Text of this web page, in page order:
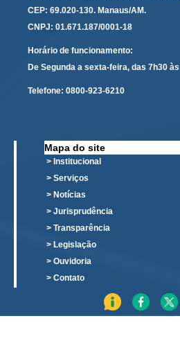
Centro de Memória
Educação a distância
Responsabilidade
Comissão Permanente de
Escola Judicial
Serviços
Ação Trabalhista (Atermação)
Atermação On-line - Interior de
Atermação On-line - Interior do
Agendamento de Reclamação
CEP: 69.020-130. Manaus/AM.
CNPJ: 01.671.187/0001-18
Horário de funcionamento:
De Segunda a sexta-feira, das 7h30
Telefone: 0800-923-6210
Mapa do site
> Institucional
> Serviços
> Notícias
> Jurisprudência
> Transparência
> Legislação
> Ouvidoria
> Contato